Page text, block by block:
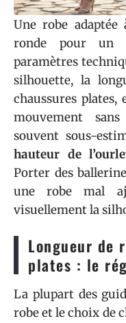
Une robe
ronde pour un
paramètres
silhouette, la
chaussures
mouvement
souvent sous-
hauteur de
Porter des
une robe mal
visuellement la
Longueur de
plates : le
La plupart des
robe et le choix de